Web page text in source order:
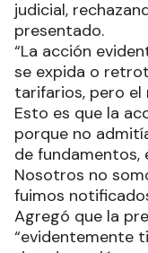
judicial,
presentado.
“La acción
se expida o
tarifarios, pero el
Esto es que la
porque no
de fundamentos,
Nosotros no
fuimos
Agregó que la
“evidentemente